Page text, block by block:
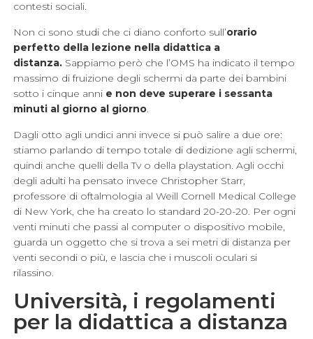
contesti sociali.
Non ci sono studi che ci diano conforto sull’orario
perfetto della lezione nella didattica a
distanza. Sappiamo però che l’OMS ha indicato il tempo
massimo di fruizione degli schermi da parte dei bambini
sotto i cinque anni e non deve superare i sessanta
minuti al giorno al giorno.
Dagli otto agli undici anni invece si può salire a due ore:
stiamo parlando di tempo totale di dedizione agli schermi,
quindi anche quelli della Tv o della playstation. Agli occhi
degli adulti ha pensato invece Christopher Starr,
professore di oftalmologia al Weill Cornell Medical College
di New York, che ha creato lo standard 20-20-20. Per ogni
venti minuti che passi al computer o dispositivo mobile,
guarda un oggetto che si trova a sei metri di distanza per
venti secondi o più, e lascia che i muscoli oculari si
rilassino.
Università, i regolamenti
per la didattica a distanza